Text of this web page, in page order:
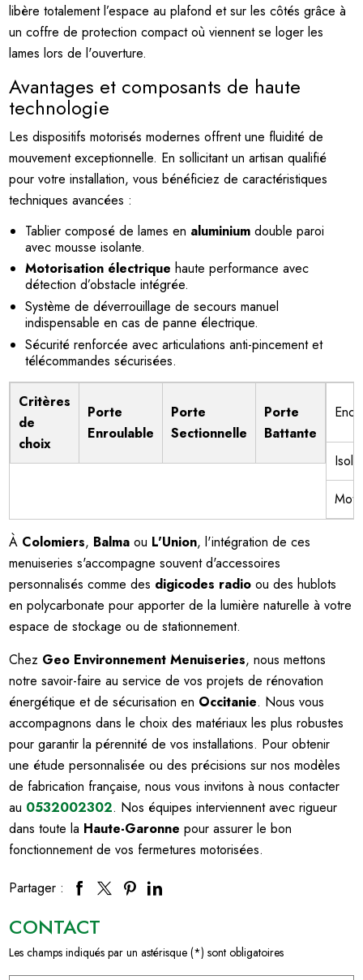
libère totalement l’espace au plafond et sur les côtés grâce à
un coffre de protection compact où viennent se loger les
lames lors de l'ouverture.
Avantages et composants de haute
technologie
Les dispositifs motorisés modernes offrent une fluidité de
mouvement exceptionnelle. En sollicitant un artisan qualifié
pour votre installation, vous bénéficiez de caractéristiques
techniques avancées :
Tablier composé de lames en aluminium double paroi
avec mousse isolante.
Motorisation électrique haute performance avec
détection d’obstacle intégrée.
Système de déverrouillage de secours manuel
indispensable en cas de panne électrique.
Sécurité renforcée avec articulations anti-pincement et
télécommandes sécurisées.
Critères
de
choix
Porte
Enroulable
Porte
Sectionnelle
Porte
Battante
À Colomiers, Balma ou L'Union, l'intégration de ces
menuiseries s'accompagne souvent d'accessoires
personnalisés comme des digicodes radio ou des hublots
en polycarbonate pour apporter de la lumière naturelle à votre
espace de stockage ou de stationnement.
Chez Geo Environnement Menuiseries, nous mettons
notre savoir-faire au service de vos projets de rénovation
énergétique et de sécurisation en Occitanie. Nous vous
accompagnons dans le choix des matériaux les plus robustes
pour garantir la pérennité de vos installations. Pour obtenir
une étude personnalisée ou des précisions sur nos modèles
de fabrication française, nous vous invitons à nous contacter
au 0532002302. Nos équipes interviennent avec rigueur
dans toute la Haute-Garonne pour assurer le bon
fonctionnement de vos fermetures motorisées.
Partager :
CONTACT
Les champs indiqués par un astérisque (*) sont obligatoires